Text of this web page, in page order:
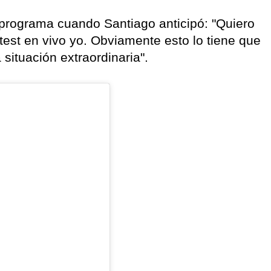
cuando Santiago anticipó: "Quiero
en vivo yo. Obviamente esto lo tiene que
extraordinaria".